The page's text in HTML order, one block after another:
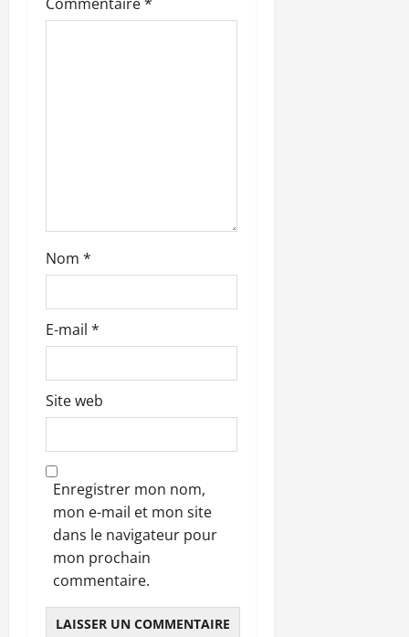
’
c
l
Nom *
E-mail *
Site web
Enregistrer mon nom,
mon e-mail et mon site
dans le navigateur pour
mon prochain
commentaire.